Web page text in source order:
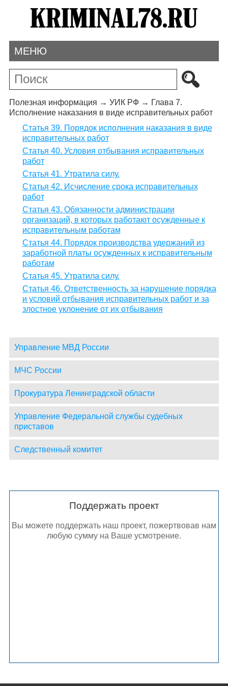
МЕНЮ
Полезная информация → УИК РФ→ Глава 7.
Исполнение наказания в виде исправительных работ
Статья 39. Порядок исполнения наказания в виде
исправительных работ
Статья 40. Условия отбывания исправительных
работ
Статья 41. Утратила силу.
Статья 42. Исчисление срока исправительных
работ
Статья 43. Обязанности администрации
организаций, в которых работают осужденные к
исправительным работам
Статья 44. Порядок производства удержаний из
заработной платы осужденных к исправительным
работам
Статья 45. Утратила силу.
Статья 46. Ответственность за нарушение порядка
и условий отбывания исправительных работ и за
злостное уклонение от их отбывания
Управление МВД России
МЧС России
Прокуратура Ленинградской области
Управление Федеральной службы судебных
приставов
Следственный комитет
Поддержать проект
Вы можете поддержать наш проект, пожертвовав нам
любую сумму на Ваше усмотрение.